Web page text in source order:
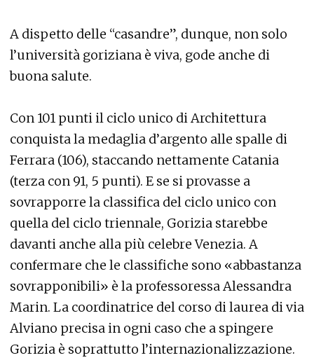
A dispetto delle “casandre”, dunque, non solo
l’università goriziana è viva, gode anche di
buona salute.
Con 101 punti il ciclo unico di Architettura
conquista la medaglia d’argento alle spalle di
Ferrara (106), staccando nettamente Catania
(terza con 91, 5 punti). E se si provasse a
sovrapporre la classifica del ciclo unico con
quella del ciclo triennale, Gorizia starebbe
davanti anche alla più celebre Venezia. A
confermare che le classifiche sono «abbastanza
sovrapponibili» è la professoressa Alessandra
Marin. La coordinatrice del corso di laurea di via
Alviano precisa in ogni caso che a spingere
Gorizia è soprattutto l’internazionalizzazione.